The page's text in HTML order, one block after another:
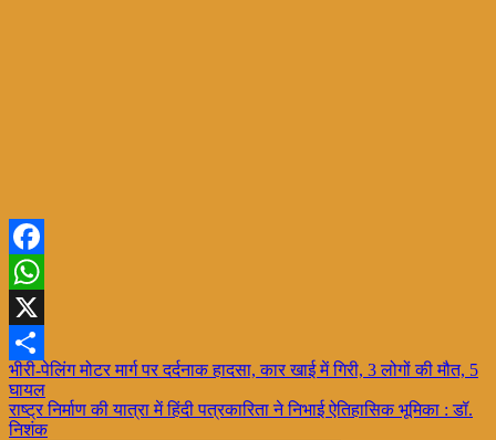
Facebook
WhatsApp
X
Share
Post
navigation
भीरी-पेलिंग मोटर मार्ग पर दर्दनाक हादसा, कार खाई में गिरी, 3 लोगों की मौत, 5
घायल
राष्ट्र निर्माण की यात्रा में हिंदी पत्रकारिता ने निभाई ऐतिहासिक भूमिका : डॉ.
निशंक